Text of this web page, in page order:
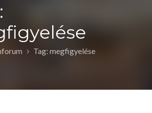
Tag: megfigyelése